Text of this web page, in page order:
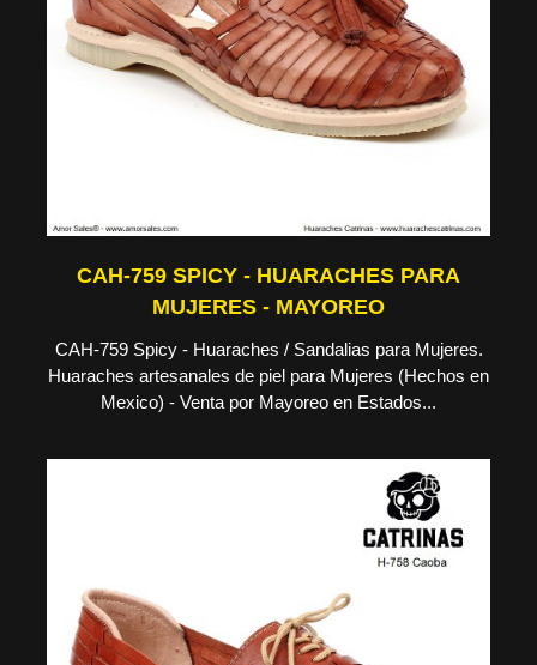
CAH-759 SPICY - HUARACHES PARA
MUJERES - MAYOREO
CAH-759 Spicy - Huaraches / Sandalias para Mujeres.
Huaraches artesanales de piel para Mujeres (Hechos en
Mexico) - Venta por Mayoreo en Estados...